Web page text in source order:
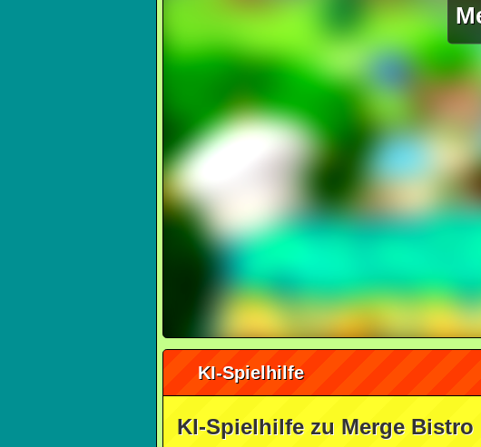
KI-Spielhilfe
KI-Spielhilfe zu Merge Bistro